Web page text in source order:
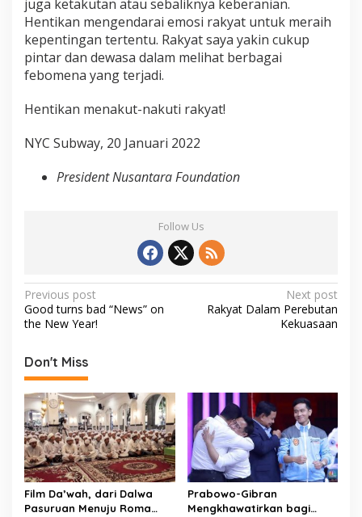
juga ketakutan atau sebaliknya keberanian.
Hentikan mengendarai emosi rakyat untuk meraih
kepentingan tertentu. Rakyat saya yakin cukup
pintar dan dewasa dalam melihat berbagai
febomena yang terjadi.
Hentikan menakut-nakuti rakyat!
NYC Subway, 20 Januari 2022
President Nusantara Foundation
Follow Us
P
o
t
n
a
v
i
g
a
Previous post
Good turns bad “News” on
the New Year!
Next post
Rakyat Dalam Perebutan
Kekuasaan
Don't Miss
Film Da’wah, dari Dalwa
Pasuruan Menuju Roma
Prabowo-Gibran
Mengkhawatirkan bagi